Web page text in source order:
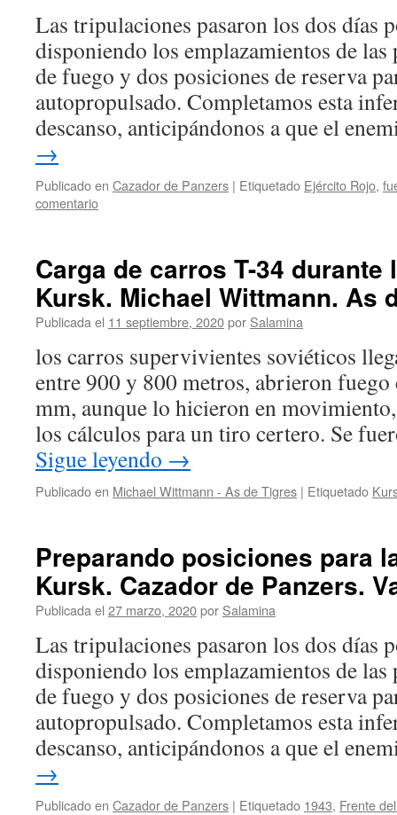
Las tripulaciones pasaron los dos días
disponiendo los emplazamientos de
de fuego y dos posiciones de reserva
autopropulsado. Completamos esta
descanso, anticipándonos a que el
→
Publicado en Cazador de Panzers | Etiquetado Ejército Rojo,
comentario
Carga de carros T-34 durante
Kursk. Michael Wittmann. As
Publicada el 11 septiembre, 2020por Salamina
los carros supervivientes soviéticos
entre 900 y 800 metros, abrieron fuego
mm, aunque lo hicieron en
los cálculos para un tiro certero. Se
Sigue leyendo →
Publicado en Michael Wittmann - As de Tigres | Etiquetado
Preparando posiciones para
Kursk. Cazador de Panzers.
Publicada el 27 marzo, 2020por Salamina
Las tripulaciones pasaron los dos días
disponiendo los emplazamientos de
de fuego y dos posiciones de reserva
autopropulsado. Completamos esta
descanso, anticipándonos a que el
→
Publicado en Cazador de Panzers | Etiquetado 1943, Frente